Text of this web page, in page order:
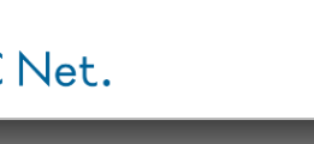
板